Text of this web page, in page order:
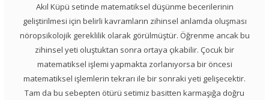
Akıl Küpü setinde matematiksel düşünme becerilerinin
geliştirilmesi için belirli kavramların zihinsel anlamda oluşması
nöropsikolojik gereklilik olarak görülmüştür. Öğrenme ancak bu
zihinsel yeti oluştuktan sonra ortaya çıkabilir. Çocuk bir
matematiksel işlemi yapmakta zorlanıyorsa bir öncesi
matematiksel işlemlerin tekrarı ile bir sonraki yeti gelişecektir.
Tam da bu sebepten ötürü setimiz basitten karmaşığa doğru